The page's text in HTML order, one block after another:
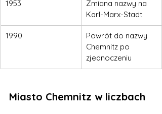
1953
Zmiana nazwy na
Karl-Marx-Stadt
1990
Powrót do nazwy
Chemnitz po
zjednoczeniu
Miasto Chemnitz w liczbach